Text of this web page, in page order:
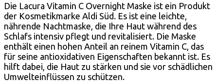
Die Lacura Vitamin C Overnight Maske ist ein Produkt
der Kosmetikmarke Aldi Süd. Es ist eine leichte,
nährende Nachtmaske, die Ihre Haut während des
Schlafs intensiv pflegt und revitalisiert. Die Maske
enthält einen hohen Anteil an reinem Vitamin C, das
für seine antioxidativen Eigenschaften bekannt ist. Es
hilft dabei, die Haut zu stärken und sie vor schädlichen
Umwelteinflüssen zu schützen.